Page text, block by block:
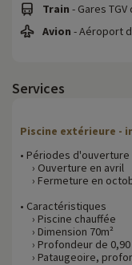
Train - Gares
Avion - Aéroport
Services
Piscine extérieure -
• Périodes d'ouverture
› Ouverture en avril
› Fermeture en
• Caractéristiques
› Piscine chauffée
› Dimension 70m²
› Profondeur de 0,90
› Pataugeoire,